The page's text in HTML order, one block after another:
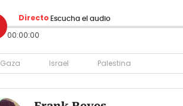
Directo Escucha el audio
00:00:00
Gaza Israel Palestina